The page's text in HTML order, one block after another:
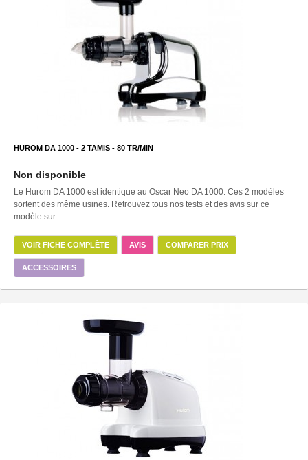
HUROM DA 1000 - 2 TAMIS - 80 TR/MIN
Non disponible
Le Hurom DA 1000 est identique au Oscar Neo DA 1000. Ces 2 modèles
sortent des même usines. Retrouvez tous nos tests et des avis sur ce
modèle sur
VOIR FICHE COMPLÈTE AVIS COMPARER PRIX
ACCESSOIRES